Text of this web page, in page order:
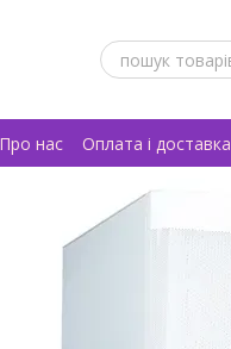
Про нас Оплата і доставка
Відгуки про магазин